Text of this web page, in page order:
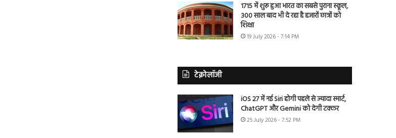
1715 में शुरू हुआ भारत का सबसे पुराना स्कूल,
300 साल बाद भी दे रहा है हजारों छात्रों को
शिक्षा
19 July 2026 - 7:14 PM
टेक्नोलॉजी
iOS 27 में नई Siri होगी पहले से ज्यादा स्मार्ट,
ChatGPT और Gemini को देगी टक्कर
25 July 2026 - 7:52 PM